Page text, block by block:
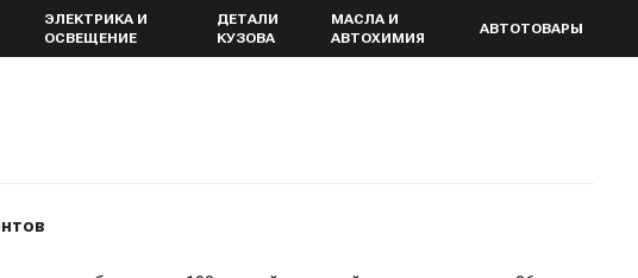
ЭЛЕКТРИКА И
ОСВЕЩЕНИЕ
ДЕТАЛИ
КУЗОВА
МАСЛА И
АВТОХИМИЯ
АВТОТОВАРЫ